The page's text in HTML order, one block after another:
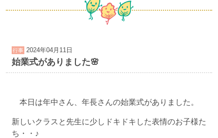
行事 2024年04月11日
始業式がありました🌸
本日は年中さん、年長さんの始業式がありました。
新しいクラスと先生に少しドキドキした表情のお子様た
ち・・♪